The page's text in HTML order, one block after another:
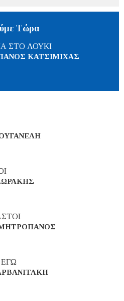
Τώρα
ΣΤΟ ΛΟΥΚΙ
ΚΑΤΣΙΜΙΧΑΣ